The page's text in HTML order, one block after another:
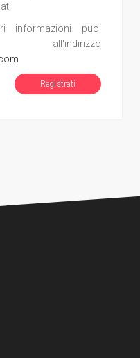
informazioni puoi
Registrati